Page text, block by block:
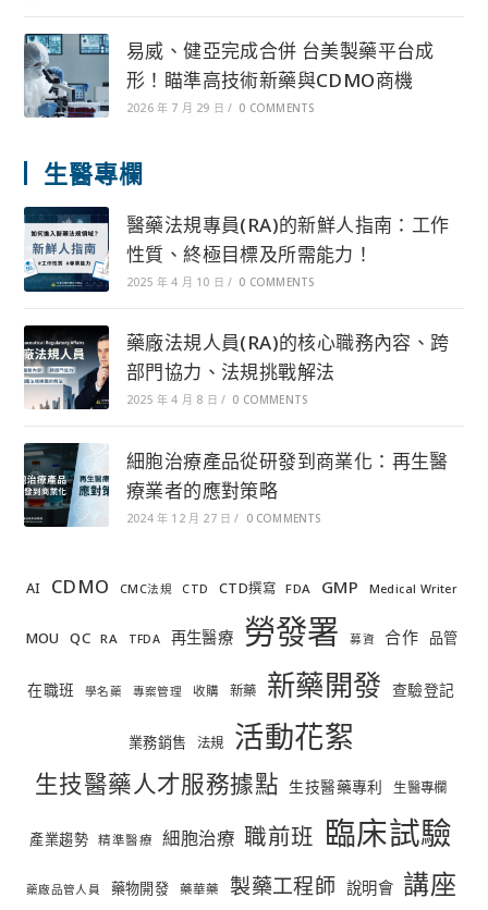
易威、健亞完成合併 台美製藥平台成
形！瞄準高技術新藥與CDMO商機
2026 年 7 月 29 日 / 0 COMMENTS
生醫專欄
醫藥法規專員(RA)的新鮮人指南：工作
性質、終極目標及所需能力！
2025 年 4 月 10 日 / 0 COMMENTS
藥廠法規人員(RA)的核心職務內容、跨
部門協力、法規挑戰解法
2025 年 4 月 8 日 / 0 COMMENTS
細胞治療產品從研發到商業化：再生醫
療業者的應對策略
2024 年 12 月 27 日 / 0 COMMENTS
AI CDMO CMC法規 CTD CTD撰寫 FDA GMP Medical Writer
MOU QC RA TFDA 再生醫療 勞發署 募資 合作 品管
在職班 學名藥 專案管理 收購 新藥 新藥開發 查驗登記
業務銷售 法規 活動花絮
生技醫藥人才服務據點 生技醫藥專利 生醫專欄
產業趨勢 精準醫療 細胞治療 職前班 臨床試驗
藥廠品管人員 藥物開發 藥華藥 製藥工程師 說明會 講座